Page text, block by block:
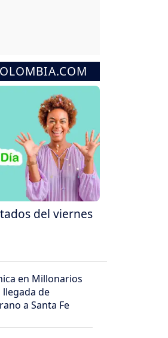
del viernes
en Millonarios
llegada de
a Santa Fe